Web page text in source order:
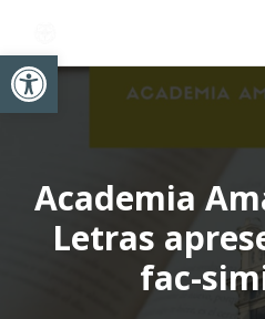
Abrir a barra de ferramentas
Academia
Letras
fac-